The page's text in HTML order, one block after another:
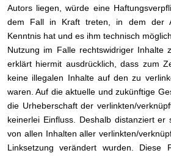
Autors liegen, würde eine
dem Fall in Kraft treten, in dem der
Kenntnis hat und es ihm technisch
Nutzung im Falle rechtswidriger Inhalte
erklärt hiermit ausdrücklich, dass zum
keine illegalen Inhalte auf den zu
waren. Auf die aktuelle und zukünftige
die Urheberschaft der verlinkten/
keinerlei Einfluss. Deshalb distanziert er
von allen Inhalten aller verlinkten/
Linksetzung verändert wurden. Diese